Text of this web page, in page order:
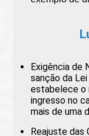
Exigência de
sanção da
estabelece o
ingresso no
mais de uma
Reajuste das